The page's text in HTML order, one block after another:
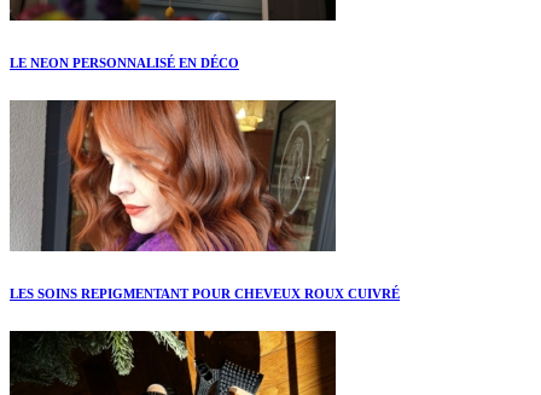
LE NEON PERSONNALISÉ EN DÉCO
LES SOINS REPIGMENTANT POUR CHEVEUX ROUX CUIVRÉ